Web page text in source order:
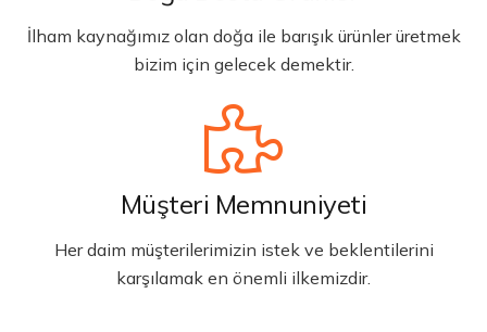
İlham kaynağımız olan doğa ile barışık ürünler üretmek
bizim için gelecek demektir.
Müşteri Memnuniyeti
Her daim müşterilerimizin istek ve beklentilerini
karşılamak en önemli ilkemizdir.